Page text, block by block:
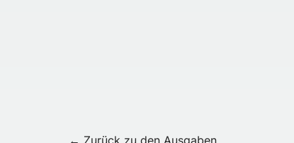
← Zurück zu den Ausgaben